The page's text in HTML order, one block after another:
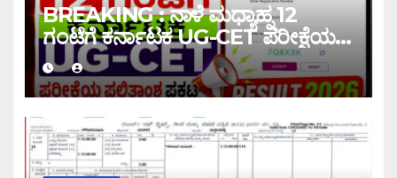
BREAKING : ನಾಳೆ ಮಧ್ಯಾಹ್ನ 12
ಗಂಟೆಗೆ ಕರ್ನಾಟಕ UG-CET ಪರೀಕ್ಷೆಯ
ಫಲಿತಾಂಶ ಪ್ರಕಟ |UG-CET Result
2026